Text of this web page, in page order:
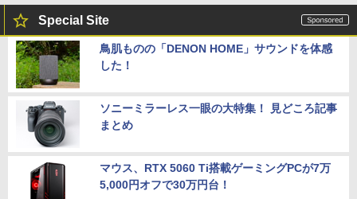
Special Site
鳥肌ものの「DENON HOME」サウンドを体感
した！
ソニーミラーレス一眼の大特集！ 見どころ記事
まとめ
マウス、RTX 5060 Ti搭載ゲーミングPCが7万
5,000円オフで30万円台！